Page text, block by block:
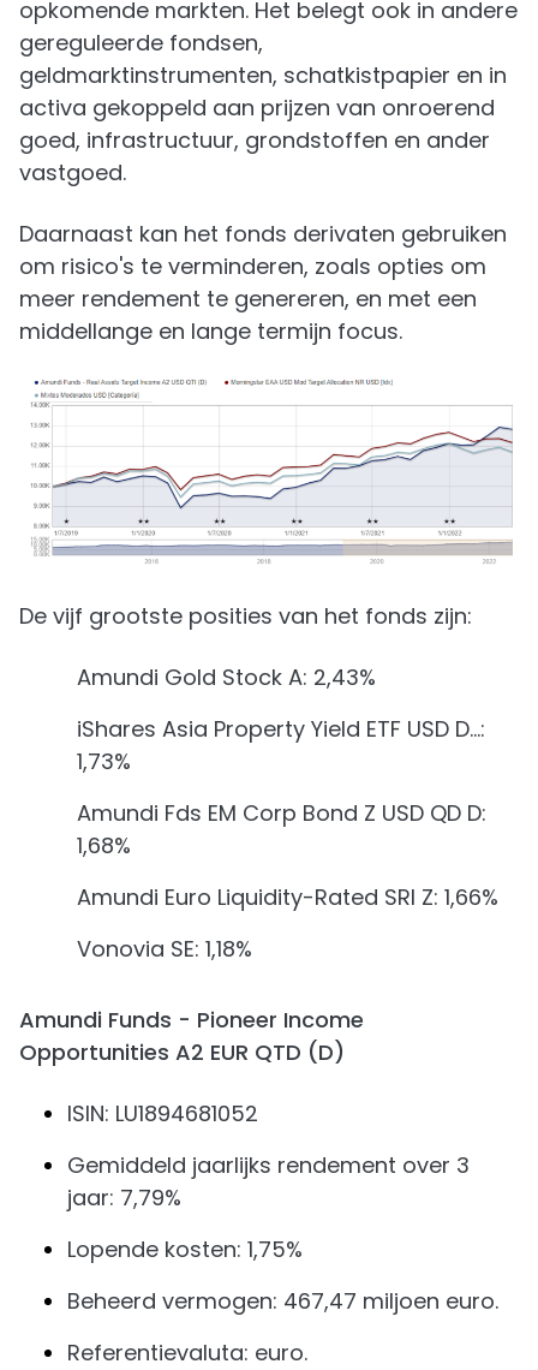
opkomende markten. Het belegt ook in andere
gereguleerde fondsen,
geldmarktinstrumenten, schatkistpapier en in
activa gekoppeld aan prijzen van onroerend
goed, infrastructuur, grondstoffen en ander
vastgoed.
Daarnaast kan het fonds derivaten gebruiken
om risico's te verminderen, zoals opties om
meer rendement te genereren, en met een
middellange en lange termijn focus.
De vijf grootste posities van het fonds zijn:
Amundi Gold Stock A: 2,43%
iShares Asia Property Yield ETF USD D…:
1,73%
Amundi Fds EM Corp Bond Z USD QD D:
1,68%
Amundi Euro Liquidity-Rated SRI Z: 1,66%
Vonovia SE: 1,18%
Amundi Funds - Pioneer Income
Opportunities A2 EUR QTD (D)
ISIN: LU1894681052
Gemiddeld jaarlijks rendement over 3
jaar: 7,79%
Lopende kosten: 1,75%
Beheerd vermogen: 467,47 miljoen euro.
Referentievaluta: euro.